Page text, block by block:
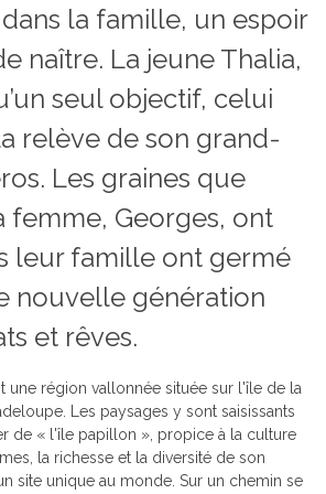
la famille, un espoir
naître. La jeune Thalia,
seul objectif, celui
relève de son grand-
Les graines que
femme, Georges, ont
leur famille ont germé
nouvelle génération
et rêves.
une région vallonnée située sur l'île de la
Les paysages y sont saisissants
de « l'île papillon », propice à la culture
la richesse et la diversité de son
site unique au monde. Sur un chemin se